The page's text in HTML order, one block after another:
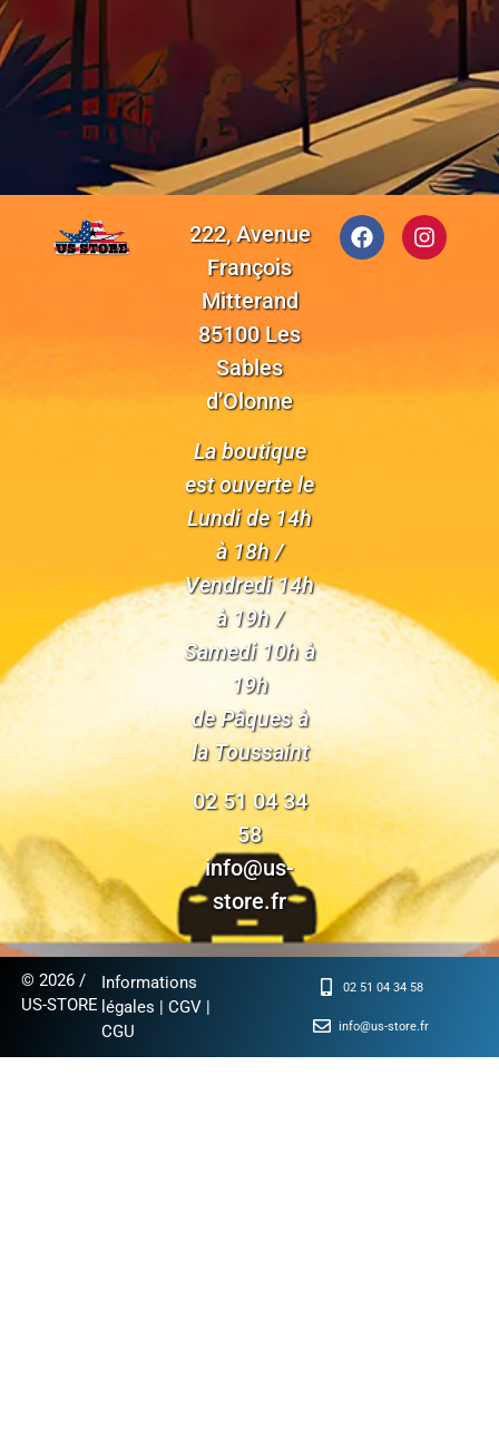
222, Avenue
François
Mitterand
85100 Les
Sables
d’Olonne
La boutique
est ouverte le
Lundi de 14h
à 18h /
Vendredi 14h
à 19h /
Samedi 10h à
19h
de Pâques à
la Toussaint
02 51 04 34
58
info@us-
store.fr
© 2026 /
US-STORE
Informations
légales |CGV |
CGU
02 51 04 34 58
info@us-store.fr